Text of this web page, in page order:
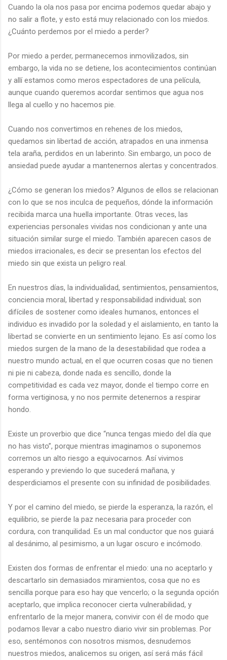
Cuando la ola nos pasa por encima podemos quedar abajo y
no salir a flote, y esto está muy relacionado con los miedos.
¿Cuánto perdemos por el miedo a perder?
Por miedo a perder, permanecemos inmovilizados, sin
embargo, la vida no se detiene, los acontecimientos continúan
y allí estamos como meros espectadores de una película,
aunque cuando queremos acordar sentimos que agua nos
llega al cuello y no hacemos pie.
Cuando nos convertimos en rehenes de los miedos,
quedamos sin libertad de acción, atrapados en una inmensa
tela araña, perdidos en un laberinto. Sin embargo, un poco de
ansiedad puede ayudar a mantenernos alertas y concentrados.
¿Cómo se generan los miedos? Algunos de ellos se relacionan
con lo que se nos inculca de pequeños, dónde la información
recibida marca una huella importante. Otras veces, las
experiencias personales vividas nos condicionan y ante una
situación similar surge el miedo. También aparecen casos de
miedos irracionales, es decir se presentan los efectos del
miedo sin que exista un peligro real.
En nuestros días, la individualidad, sentimientos, pensamientos,
conciencia moral, libertad y responsabilidad individual; son
difíciles de sostener como ideales humanos, entonces el
individuo es invadido por la soledad y el aislamiento, en tanto la
libertad se convierte en un sentimiento lejano. Es así como los
miedos surgen de la mano de la desestabilidad que rodea a
nuestro mundo actual, en el que ocurren cosas que no tienen
ni pie ni cabeza, donde nada es sencillo, donde la
competitividad es cada vez mayor, donde el tiempo corre en
forma vertiginosa, y no nos permite detenernos a respirar
hondo.
Existe un proverbio que dice “nunca tengas miedo del día que
no has visto”, porque mientras imaginamos o suponemos
corremos un alto riesgo a equivocarnos. Así vivimos
esperando y previendo lo que sucederá mañana, y
desperdiciamos el presente con su infinidad de posibilidades.
Y por el camino del miedo, se pierde la esperanza, la razón, el
equilibrio, se pierde la paz necesaria para proceder con
cordura, con tranquilidad. Es un mal conductor que nos guiará
al desánimo, al pesimismo, a un lugar oscuro e incómodo.
Existen dos formas de enfrentar el miedo: una no aceptarlo y
descartarlo sin demasiados miramientos, cosa que no es
sencilla porque para eso hay que vencerlo; o la segunda opción
aceptarlo, que implica reconocer cierta vulnerabilidad, y
enfrentarlo de la mejor manera, convivir con él de modo que
podamos llevar a cabo nuestro diario vivir sin problemas. Por
eso, sentémonos con nosotros mismos, desnudemos
nuestros miedos, analicemos su origen, así será más fácil